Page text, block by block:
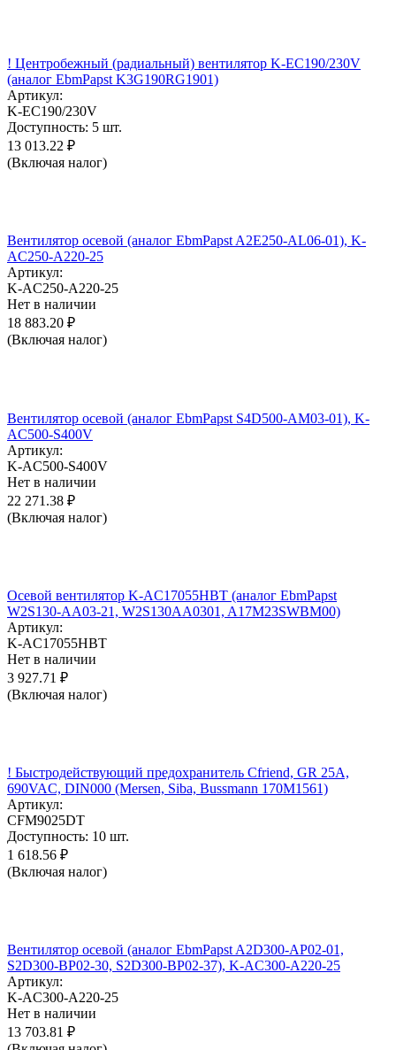
! Центробежный (радиальный) вентилятор K-EC190/230V
(аналог EbmPapst K3G190RG1901)
Артикул:
K-EC190/230V
Доступность: 5 шт.
13 013.22 ₽
(Включая налог)
Вентилятор осевой (аналог EbmPapst A2E250-AL06-01), K-
AC250-A220-25
Артикул:
K-AC250-A220-25
Нет в наличии
18 883.20 ₽
(Включая налог)
Вентилятор осевой (аналог EbmPapst S4D500-AM03-01), K-
AC500-S400V
Артикул:
K-AC500-S400V
Нет в наличии
22 271.38 ₽
(Включая налог)
Осевой вентилятор K-AC17055HBT (аналог EbmPapst
W2S130-AA03-21, W2S130AA0301, A17M23SWBM00)
Артикул:
K-AC17055HBT
Нет в наличии
3 927.71 ₽
(Включая налог)
! Быстродействующий предохранитель Cfriend, GR 25А,
690VAC, DIN000 (Mersen, Siba, Bussmann 170M1561)
Артикул:
CFM9025DT
Доступность: 10 шт.
1 618.56 ₽
(Включая налог)
Вентилятор осевой (аналог EbmPapst A2D300-AP02-01,
S2D300-BP02-30, S2D300-BP02-37), K-AC300-A220-25
Артикул:
K-AC300-A220-25
Нет в наличии
13 703.81 ₽